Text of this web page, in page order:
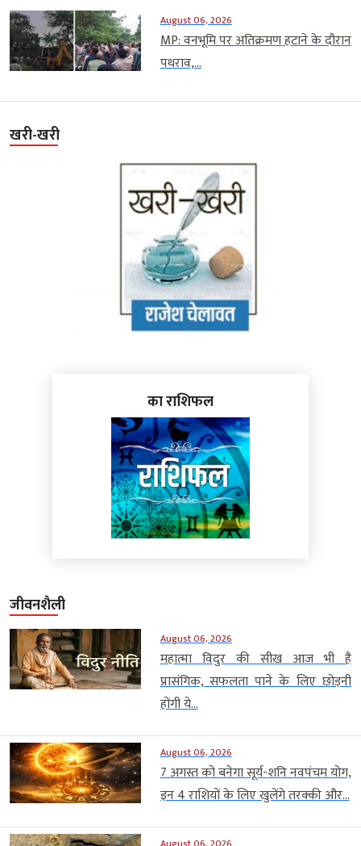
August 06, 2026
MP: वनभूमि पर अतिक्रमण हटाने के दौरान
पथराव,...
खरी-खरी
का राशिफल
जीवनशैली
August 06, 2026
महात्मा विदुर की सीख आज भी है
प्रासंगिक, सफलता पाने के लिए छोड़नी
होंगी ये...
August 06, 2026
7 अगस्त को बनेगा सूर्य-शनि नवपंचम योग,
इन 4 राशियों के लिए खुलेंगे तरक्की और...